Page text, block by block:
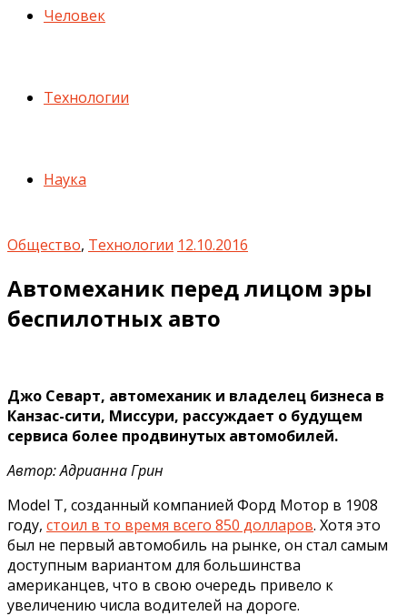
Человек
Технологии
Наука
Общество, Технологии 12.10.2016
Автомеханик перед лицом эры
беспилотных авто
Джо Севарт, автомеханик и владелец бизнеса в
Канзас-сити, Миссури, рассуждает о будущем
сервиса более продвинутых автомобилей.
Автор: Адрианна Грин
Model T, созданный компанией Форд Мотор в 1908
году, стоил в то время всего 850 долларов. Хотя это
был не первый автомобиль на рынке, он стал самым
доступным вариантом для большинства
американцев, что в свою очередь привело к
увеличению числа водителей на дороге.